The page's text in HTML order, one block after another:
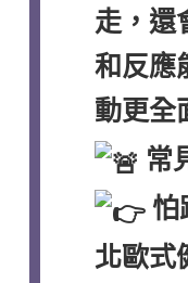
走，還
和反應
動更全
常
怕
北歐式